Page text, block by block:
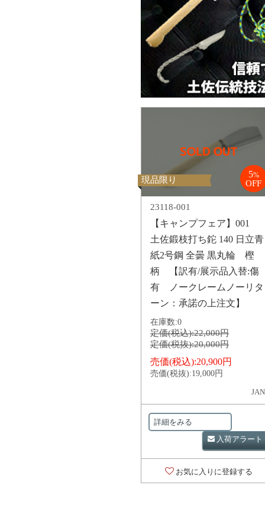
現品限り
5%
OFF
23118-001
【キャンプフェア】001
土佐鍛枝打ち鉈 140 日立青
紙2号鋼 全曇 黒丸輪 樫
柄 【訳有/展示品入替:傷
有 ノークレームノーリタ
ーン：承諾の上注文】
在庫数:0
定価(税込):22,000円
定価(税抜):20,000円
売価(税込):20,900円
売価(税抜):19,000円
詳細をみる
入荷アラート
お気に入りに登録する